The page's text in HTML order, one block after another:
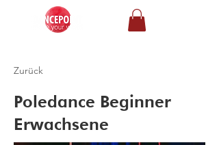
Zurück
Poledance Beginner
Erwachsene